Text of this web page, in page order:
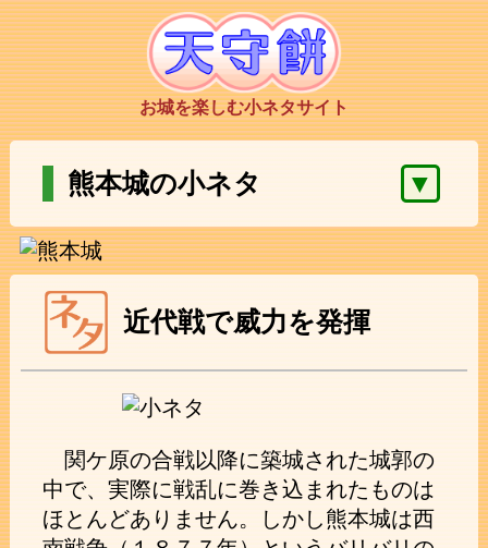
お城を楽しむ小ネタサイト
熊本城の小ネタ ▼
近代戦で威力を発揮
関ケ原の合戦以降に築城された城郭の
中で、実際に戦乱に巻き込まれたものは
ほとんどありません。しかし熊本城は西